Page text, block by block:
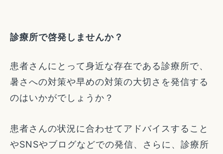
診療所で啓発しませんか？
患者さんにとって身近な存在である診療所で、
暑さへの対策や早めの対策の大切さを発信する
のはいかがでしょうか？
患者さんの状況に合わせてアドバイスすること
やSNSやブログなどでの発信、さらに、診療所